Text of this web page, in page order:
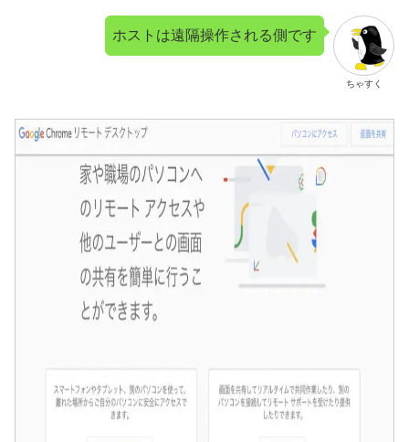
ちゃすく
ホストは遠隔操作される側です